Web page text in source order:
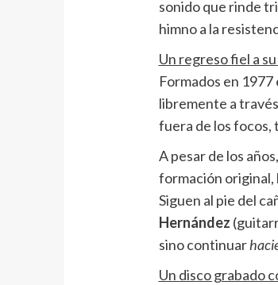
sonido que rinde
himno a la
Un regreso fiel a
Formados en
libremente a
fuera de los focos,
A pesar de los
formación original,
Siguen al pie del
Hernández
sino continuar
Un disco grabado